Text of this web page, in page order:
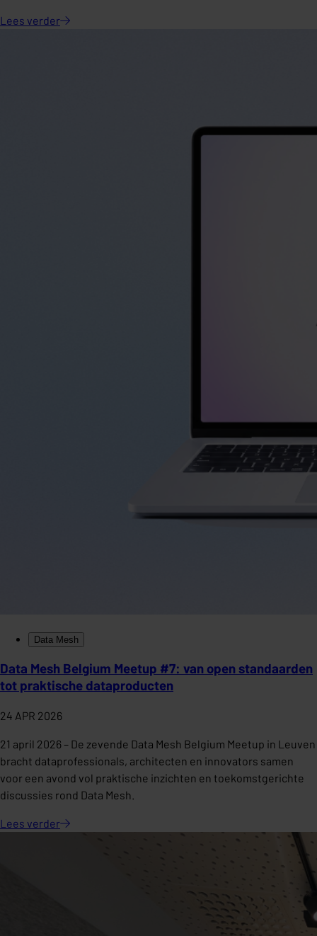
Lees verder
Data Mesh
Data Mesh Belgium Meetup #7: van open standaarden
tot praktische dataproducten
24 APR 2026
21 april 2026 – De zevende Data Mesh Belgium Meetup in Leuven
bracht dataprofessionals, architecten en innovators samen
voor een avond vol praktische inzichten en toekomstgerichte
discussies rond Data Mesh.
Lees verder